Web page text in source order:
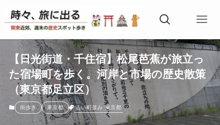
【日光街道・千住宿】松尾芭蕉が旅立っ
た宿場町を歩く。河岸と市場の歴史散策
（東京都足立区）
街歩き 東京都 古い町並み 東京都